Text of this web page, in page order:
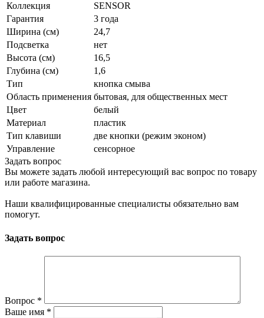
Коллекция
SENSOR
Гарантия
3 года
Ширина (см)
24,7
Подсветка
нет
Высота (см)
16,5
Глубина (см)
1,6
Тип
кнопка смыва
Область применения бытовая, для общественных мест
Цвет
белый
Материал
пластик
Тип клавиши
две кнопки (режим эконом)
Управление
сенсорное
Задать вопрос
Вы можете задать любой интересующий вас вопрос по товару
или работе магазина.
Наши квалифицированные специалисты обязательно вам
помогут.
Задать вопрос
Вопрос *
Ваше имя *